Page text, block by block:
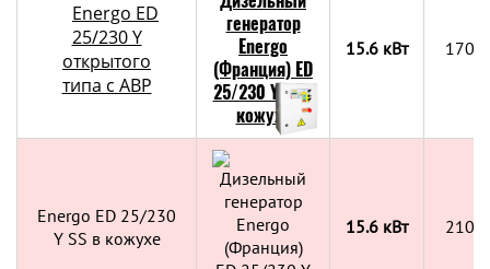
Energo ED
25/230 Y
открытого
типа с АВР
15.6 кВт
Energo ED 25/230
Y SS в кожухе
15.6 кВт